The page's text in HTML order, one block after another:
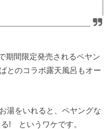
期間限定発売されるペヤン
とのコラボ露天風呂もオー
湯をいれると、ペヤングな
! というワケです。